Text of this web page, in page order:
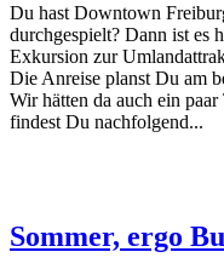
Du hast Downtown
durchgespielt? Dann ist es
Exkursion zur
Die Anreise planst Du am
Wir hätten da auch ein
findest Du nachfolgend...
Sommer, ergo